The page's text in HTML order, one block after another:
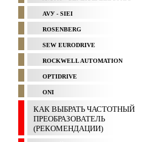
AVУ - SIEI
ROSENBERG
SEW EURODRIVE
ROCKWELL AUTOMATION
OPTIDRIVE
ONI
КАК ВЫБРАТЬ ЧАСТОТНЫЙ
ПРЕОБРАЗОВАТЕЛЬ
(РЕКОМЕНДАЦИИ)